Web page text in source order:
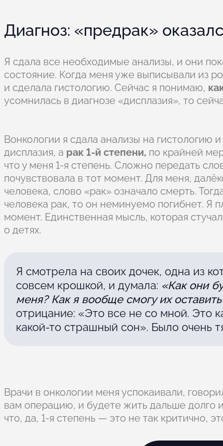
Диагноз: «предрак»
Я сдала все необходимые анализы, и они
состояние. Когда меня уже выписывали из
и сделала гистологию. Сейчас я понимаю,
усомнилась в диагнозе «дисплазия», то
Вонкологии я сдала анализы на гистологию
дисплазия, а рак 1-й степени, по крайней
что у меня 1-я степень. Сложно передать
почувствовала в тот момент. Для меня,
человека, слово «рак» означало смерть.
человека рак, то он неминуемо погибнет. Я
момент. Единственная мысль, которая
о детях.
Я смотрела на своих дочек, одна из
совсем крошкой, и думала: «Как они
меня? Как я вообще смогу их
отрицание: «Это все не со мной. Это
какой-то страшный сон». Было очень
Врачи в онкологии меня успокаивали,
вам операцию, и будете жить дальше долго
что, да, 1-я степень — это не так критично,